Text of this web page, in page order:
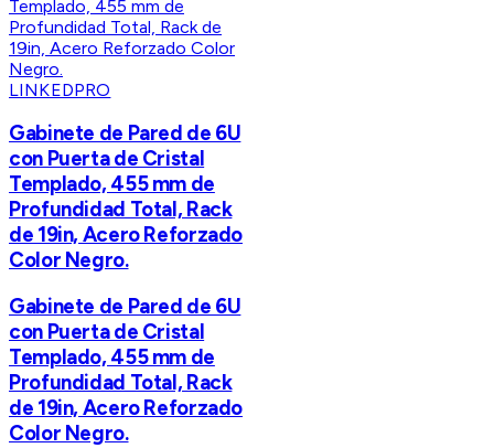
LINKEDPRO
Gabinete de Pared de 6U
con Puerta de Cristal
Templado, 455 mm de
Profundidad Total, Rack
de 19in, Acero Reforzado
Color Negro.
Gabinete de Pared de 6U
con Puerta de Cristal
Templado, 455 mm de
Profundidad Total, Rack
de 19in, Acero Reforzado
Color Negro.